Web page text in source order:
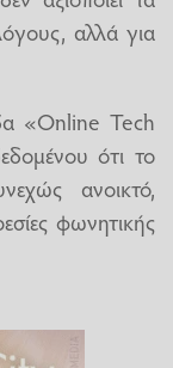
αλλά για
«Online Tech
ότι το
ανοικτό,
φωνητικής